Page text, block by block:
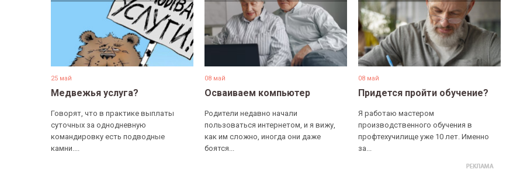
25 май
Медвежья услуга?
Говорят, что в практике выплаты
суточных за однодневную
командировку есть подводные
камни....
08 май
Осваиваем компьютер
Родители недавно начали
пользоваться интернетом, и я вижу,
как им сложно, иногда они даже
боятся...
08 май
Придется пройти обучение?
Я работаю мастером
производственного обучения в
профтехучилище уже 10 лет. Именно
за...